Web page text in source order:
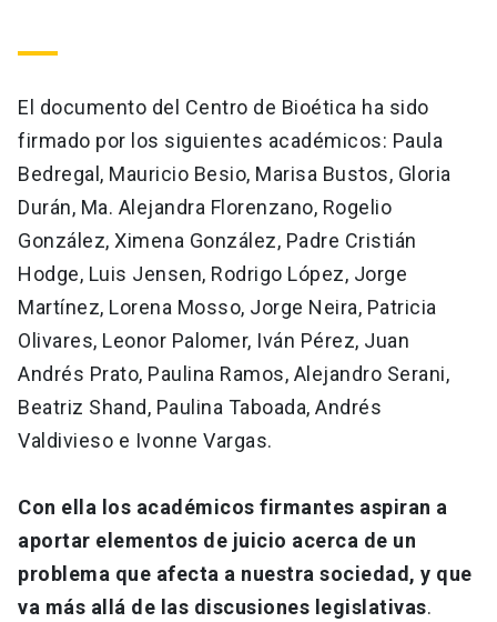
Alumni
Padres y familia
Vecinos launch
Correo UC launch
Mi Portal UC
Medios Biblioteca launch
Donaciones
El documento del Centro de Bioética ha sido
firmado por los siguientes académicos: Paula
Bedregal, Mauricio Besio, Marisa Bustos, Gloria
Durán, Ma. Alejandra Florenzano, Rogelio
González, Ximena González, Padre Cristián
Hodge, Luis Jensen, Rodrigo López, Jorge
Martínez, Lorena Mosso, Jorge Neira, Patricia
Olivares, Leonor Palomer, Iván Pérez, Juan
Andrés Prato, Paulina Ramos, Alejandro Serani,
Beatriz Shand, Paulina Taboada, Andrés
Valdivieso e Ivonne Vargas.
Con ella los académicos firmantes aspiran a
aportar elementos de juicio acerca de un
problema que afecta a nuestra sociedad, y que
va más allá de las discusiones legislativas.